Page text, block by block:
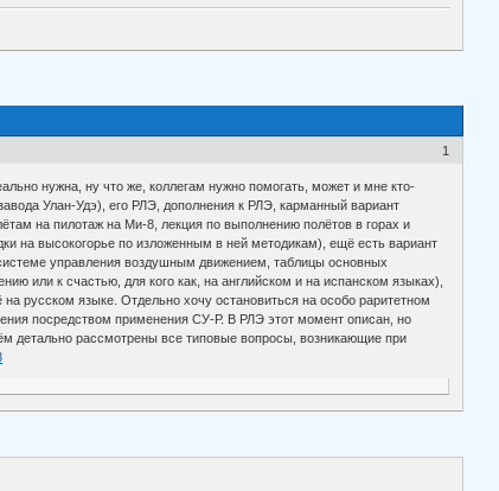
1
нужна, ну что же, коллегам нужно помогать, может и мне кто-
Улан-Удэ), его РЛЭ, дополнения к РЛЭ, карманный вариант
на пилотаж на Ми-8, лекция по выполнению полётов в горах и
на высокогорье по изложенным в ней методикам), ещё есть вариант
управления воздушным движением, таблицы основных
или к счастью, для кого как, на английском и на испанском языках),
языке. Отдельно хочу остановиться на особо раритетном
посредством применения СУ-Р. В РЛЭ этот момент описан, но
детально рассмотрены все типовые вопросы, возникающие при